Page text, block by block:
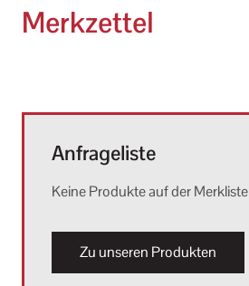
Merkzettel
Anfrageliste
Keine Produkte auf der Merkliste
Zu unseren Produkten